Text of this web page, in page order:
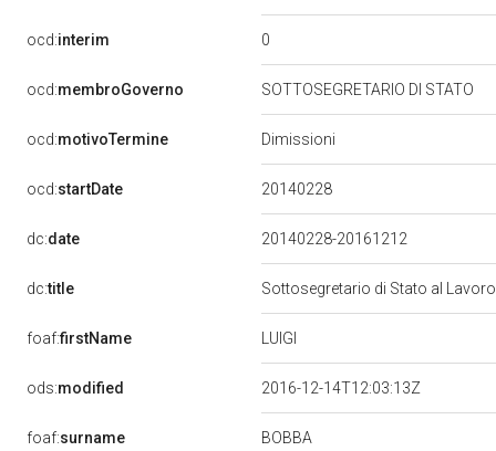
ocd:interim 0
ocd:membroGoverno SOTTOSEGRETARIO DI STATO
ocd:motivoTermine Dimissioni
ocd:startDate 20140228
dc:date 20140228-20161212
dc:title Sottosegretario di Stato al
foaf:firstName LUIGI
ods:modified 2016-12-14T12:03:13Z
foaf:surname BOBBA